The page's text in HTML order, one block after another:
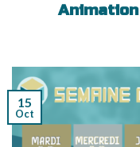
15
Oct